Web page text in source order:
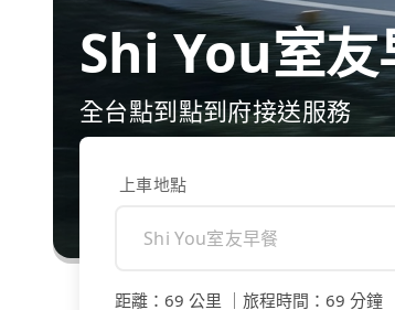
Shi You室
全台點到點到府接送服務
上車地點
距離 ： 69 公里 旅程時間 ： 69 分鐘